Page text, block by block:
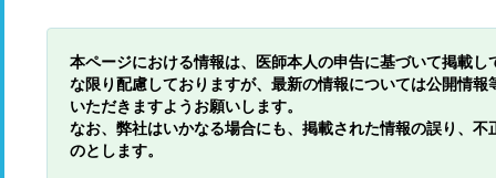
本ページにおける情報は、医師本人の申告に基づいて掲載
な限り配慮しておりますが、最新の情報については公開情
いただきますようお願いします。
なお、弊社はいかなる場合にも、掲載された情報の誤り、
のとします。